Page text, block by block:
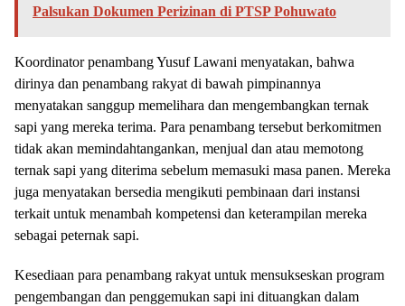
Palsukan Dokumen Perizinan di PTSP Pohuwato
Koordinator penambang Yusuf Lawani menyatakan, bahwa
dirinya dan penambang rakyat di bawah pimpinannya
menyatakan sanggup memelihara dan mengembangkan ternak
sapi yang mereka terima. Para penambang tersebut berkomitmen
tidak akan memindahtangankan, menjual dan atau memotong
ternak sapi yang diterima sebelum memasuki masa panen. Mereka
juga menyatakan bersedia mengikuti pembinaan dari instansi
terkait untuk menambah kompetensi dan keterampilan mereka
sebagai peternak sapi.
Kesediaan para penambang rakyat untuk mensukseskan program
pengembangan dan penggemukan sapi ini dituangkan dalam